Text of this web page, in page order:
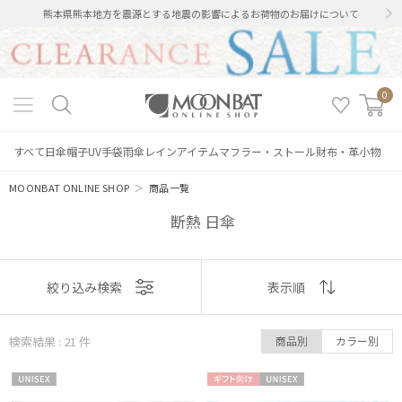
熊本県熊本地方を震源とする地震の影響によるお荷物のお届けについて
0
すべて日傘帽子UV手袋雨傘 レインアイテムマフラー・ストール財布・革小物
MOONBAT ONLINE SHOP ＞商品一覧
断熱 日傘
表示
おすすめ
絞り込み検索 表示順
検索結果 : 21 件 商品別 カラー別